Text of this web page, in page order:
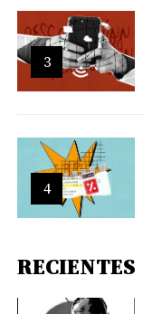
3
4
RECIENTES